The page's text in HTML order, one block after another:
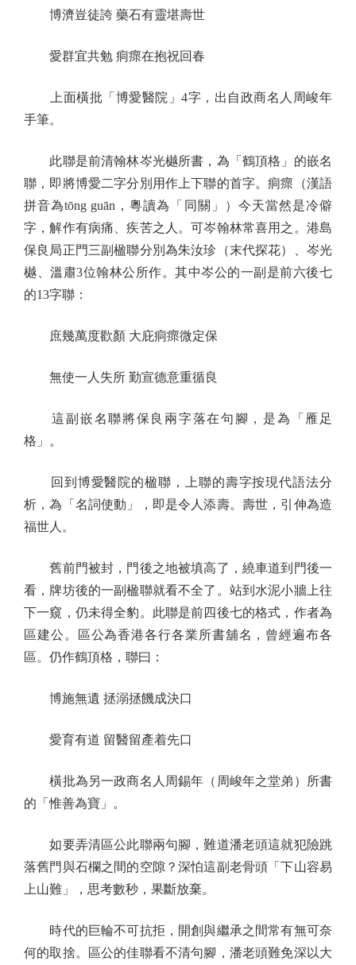
博濟豈徒誇 藥石有靈堪壽世
愛群宜共勉 痌瘝在抱祝回春
上面橫批「博愛醫院」4字，出自政商名人周峻年
手筆。
此聯是前清翰林岑光樾所書，為「鶴頂格」的嵌名
聯，即將博愛二字分別用作上下聯的首字。痌瘝（漢語
拼音為tōng guān，粵讀為「同關」）今天當然是冷僻
字，解作有病痛、疾苦之人。可岑翰林常喜用之。港島
保良局正門三副楹聯分別為朱汝珍（末代探花）、岑光
樾、溫肅3位翰林公所作。其中岑公的一副是前六後七
的13字聯：
庶幾萬度歡顏 大庇痌瘝微定保
無使一人失所 勤宣德意重循良
這副嵌名聯將保良兩字落在句腳，是為「雁足
格」。
回到博愛醫院的楹聯，上聯的壽字按現代語法分
析，為「名詞使動」，即是令人添壽。壽世，引伸為造
福世人。
舊前門被封，門後之地被填高了，繞車道到門後一
看，牌坊後的一副楹聯就看不全了。站到水泥小牆上往
下一窺，仍未得全豹。此聯是前四後七的格式，作者為
區建公。區公為香港各行各業所書舖名，曾經遍布各
區。仍作鶴頂格，聯曰：
博施無遺 拯溺拯饑成決口
愛育有道 留醫留產着先口
橫批為另一政商名人周錫年（周峻年之堂弟）所書
的「惟善為寶」。
如要弄清區公此聯兩句腳，難道潘老頭這就犯險跳
落舊門與石欄之間的空隙？深怕這副老骨頭「下山容易
上山難」，思考數秒，果斷放棄。
時代的巨輪不可抗拒，開創與繼承之間常有無可奈
何的取捨。區公的佳聯看不清句腳，潘老頭難免深以大